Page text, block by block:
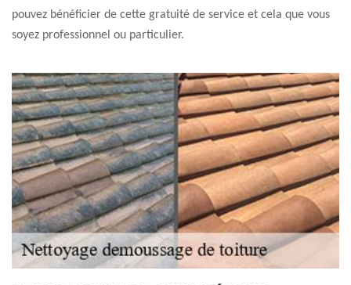
pouvez bénéficier de cette gratuité de service et cela que vous
soyez professionnel ou particulier.